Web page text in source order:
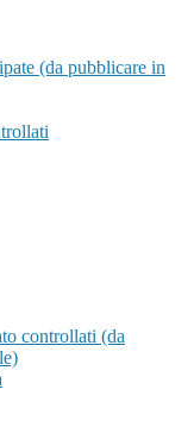
(da pubblicare in
controllati (da